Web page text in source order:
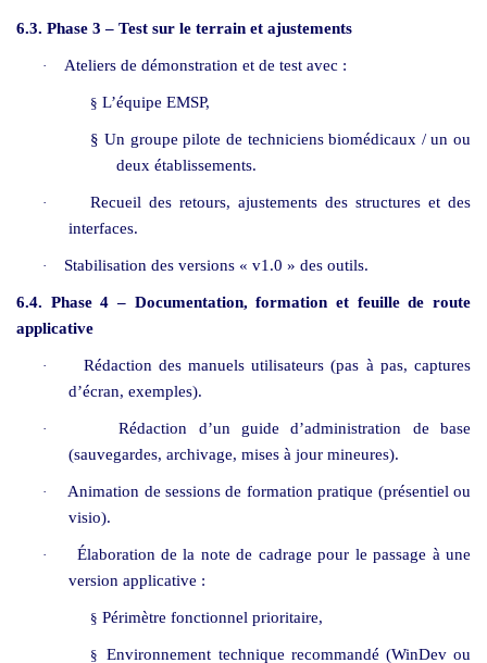
6.3. Phase 3 – Test sur le terrain et ajustements
· Ateliers de démonstration et de test avec :
§ L’équipe EMSP,
§ Un groupe pilote de techniciens biomédicaux / un ou
deux établissements.
·
Recueil des retours, ajustements des structures et des
interfaces.
· Stabilisation des versions « v1.0 » des outils.
6.4. Phase 4 – Documentation, formation et feuille de route
applicative
·
Rédaction des manuels utilisateurs (pas à pas, captures
d’écran, exemples).
·
Rédaction d’un guide d’administration de base
(sauvegardes, archivage, mises à jour mineures).
·
Animation de sessions de formation pratique (présentiel ou
visio).
·
Élaboration de la note de cadrage pour le passage à une
version applicative :
§ Périmètre fonctionnel prioritaire,
§ Environnement technique recommandé (WinDev ou